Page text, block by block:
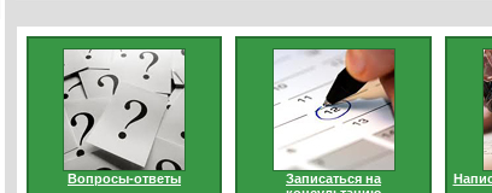
Вопросы-ответы
Записаться на